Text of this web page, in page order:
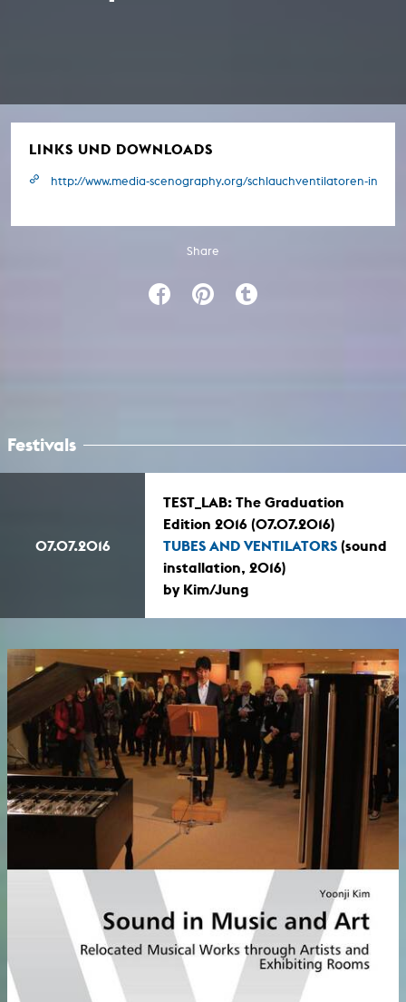
LINKS UND DOWNLOADS
http://www.media-scenography.org/schlauchventilatoren-
Share
Festivals
07.07.2016
TEST_LAB: The Graduation
Edition 2016 (07.07.2016)
TUBES AND VENTILATORS (sound
installation, 2016)
by Kim/Jung